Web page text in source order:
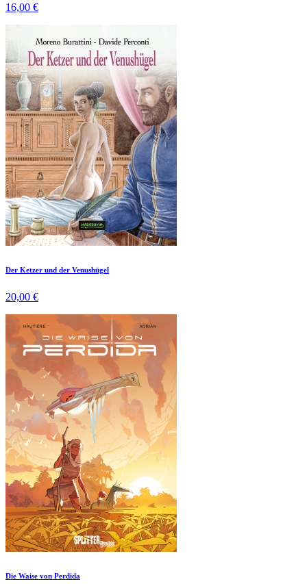
16,00 €
Der Ketzer und der Venushügel
20,00 €
Die Waise von Perdida